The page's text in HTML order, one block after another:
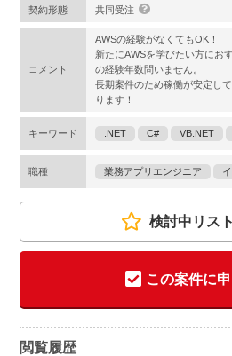
契約形態 共同受注
コメント
AWSの経験がなくてもOK！
新たにAWSを学びたい方にお
の経験年数問いません。
長期案件のため稼働が安定し
ります！
キーワード .NET C# VB.NET
職種 業務アプリエンジニア
検討中リス
この案件に
閲覧履歴